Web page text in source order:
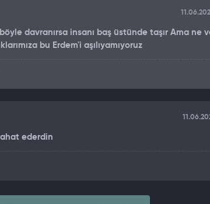
davranırsa insanı baş üstünde taşır Ama ne
bu Erdem'i aşılıyamıyoruz
ederdin